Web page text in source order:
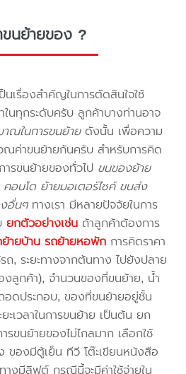
นย้ายของ ?
นเรื่องสำคัญในการตัดสินใจใช้
ในทุกระดับครับ ลูกค้าบางท่านอาจ
าณในการขนย้ายดังนั้น เพื่อความ
ณค่าขนย้ายกันครับ สำหรับการคิด
ารขนย้ายของทั่วไป ขนของย้าย
นโด ย้ายมอเตอร์ไซค์ ขนส่ง
อื่นๆทางเรา มีหลายปัจจัยในการ
ยกตัวอย่างเช่น ถ้าลูกค้าต้องการ
ายบ้าน รถย้ายหอพัก การคิดราคา
ถ, ระยะทางจากต้นทาง ไปยังปลาย
ลูกค้า), จำนวนของที่ขนย้าย, น้ำ
อดประกอบ, ของที่ขนย้ายอยู่ชั้น
ะเวลาในการขนย้าย เป็นต้น ยก
ขนย้ายของไม่ไกลมาก เลือกใช้
ของมีตู้เย็น ทีวี โต๊ะเขียนหนังสือ
งมีลิฟต์ กรณีนี้จะมีค่าใช้จ่ายใน